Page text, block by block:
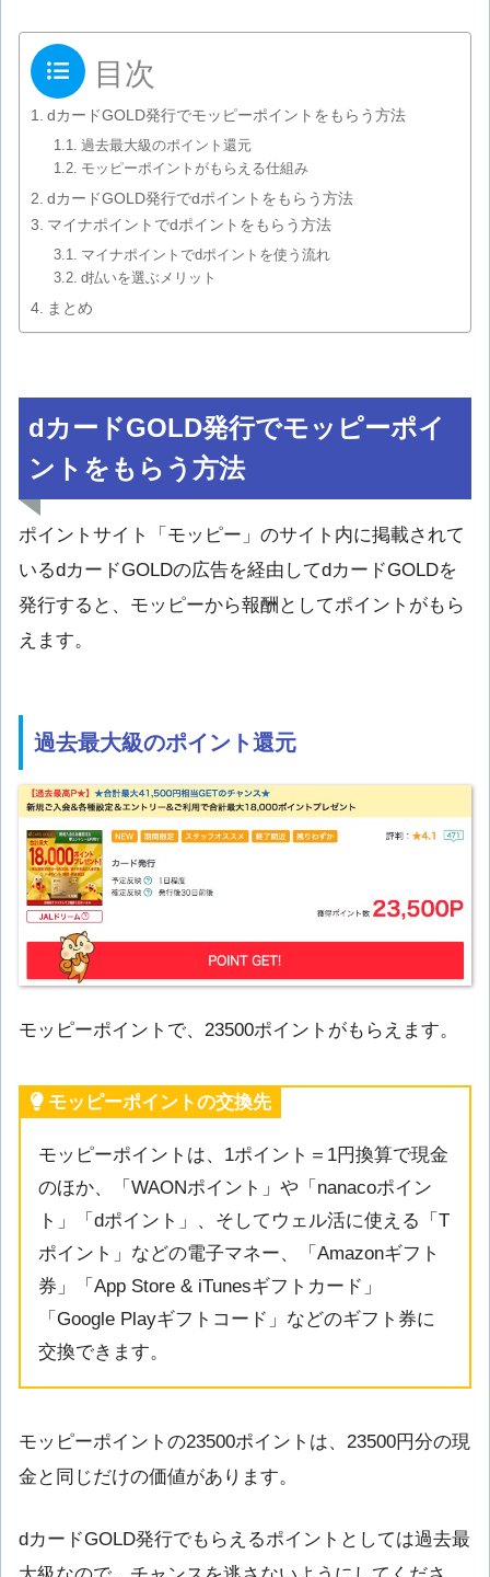
目次
dカードGOLD発行でモッピーポイントをもらう方法
過去最大級のポイント還元
モッピーポイントがもらえる仕組み
dカードGOLD発行でdポイントをもらう方法
マイナポイントでdポイントをもらう方法
マイナポイントでdポイントを使う流れ
d払いを選ぶメリット
まとめ
dカードGOLD発行でモッピーポイ
ントをもらう方法
ポイントサイト「モッピー」のサイト内に掲載されて
いるdカードGOLDの広告を経由してdカードGOLDを
発行すると、モッピーから報酬としてポイントがもら
えます。
過去最大級のポイント還元
モッピーポイントで、23500ポイントがもらえます。
モッピーポイントの交換先
モッピーポイントは、1ポイント＝1円換算で現金
のほか、「WAONポイント」や「nanacoポイン
ト」「dポイント」、そしてウェル活に使える「T
ポイント」などの電子マネー、「Amazonギフト
券」「App Store & iTunesギフトカード」
「Google Playギフトコード」などのギフト券に
交換できます。
モッピーポイントの23500ポイントは、23500円分の現
金と同じだけの価値があります。
dカードGOLD発行でもらえるポイントとしては過去最